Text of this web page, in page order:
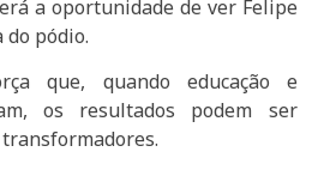
a oportunidade de ver Felipe
do pódio.
que, quando educação e
os resultados podem ser